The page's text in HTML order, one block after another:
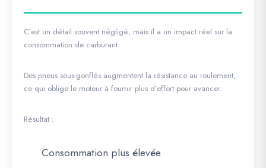
C’est un détail souvent négligé, mais il a un impact réel sur la
consommation de carburant.
Des pneus sous-gonflés augmentent la résistance au roulement,
ce qui oblige le moteur à fournir plus d’effort pour avancer.
Résultat :
Consommation plus élevée